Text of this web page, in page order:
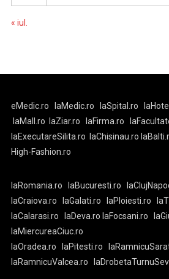
« iul.
eMedic.ro laMedic.ro laSpital.ro
laMall.ro
laZiar.ro laFirma.ro
laExecutareSilita.ro
laChisinau.ro
High-Fashion.ro
laRomania.ro laBucuresti.ro
laCraiova.ro
laGalati.ro laPloiesti.ro
laCalarasi.ro
laDeva.ro laFocsani.ro
laMiercureaCiuc.ro
laOradea.ro
laPitesti.ro
laRamnicuValcea.ro